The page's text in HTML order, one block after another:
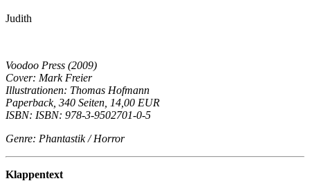
Judith
Voodoo Press (2009)
Cover: Mark Freier
Illustrationen: Thomas Hofmann
Paperback, 340 Seiten, 14,00 EUR
ISBN: ISBN: 978-3-9502701-0-5
Genre: Phantastik / Horror
Klappentext